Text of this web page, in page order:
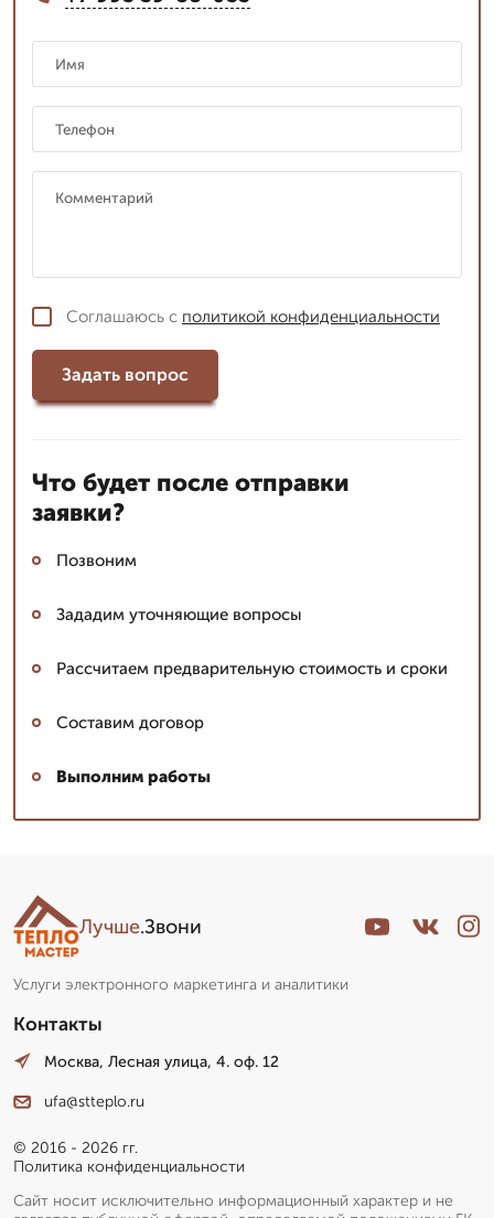
Соглашаюсь с политикой конфиденциальности
Задать вопрос
Что будет после отправки
заявки?
Позвоним
Зададим уточняющие вопросы
Рассчитаем предварительную стоимость и сроки
Составим договор
Выполним работы
Лучше.Звони
Услуги электронного маркетинга и аналитики
Контакты
Москва, Лесная улица, 4. оф. 12
ufa@stteplo.ru
© 2016 - 2026 гг.
Политика конфиденциальности
Сайт носит исключительно информационный характер и не